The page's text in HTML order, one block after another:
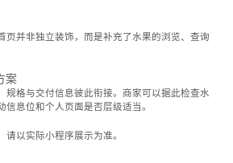
页并非独立装饰，而是补充了水果的浏览、查询
案
规格与交付信息彼此衔接。商家可以据此检查水
信息位和个人页面是否层级适当。
以实际小程序展示为准。